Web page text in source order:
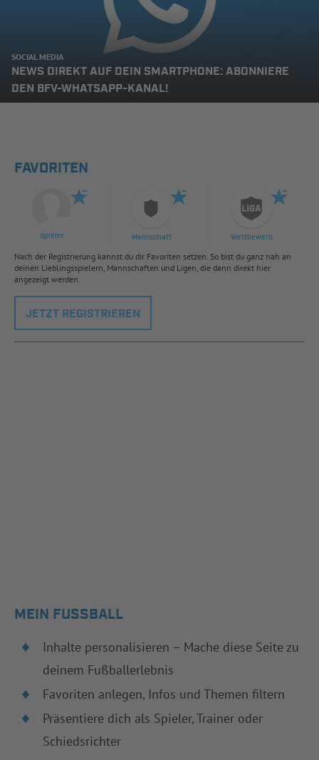
SOCIAL MEDIA
NEWS DIREKT AUF DEIN SMARTPHONE: ABONNIERE
DEN BFV-WHATSAPP-KANAL!
FAVORITEN
Spieler Mannschaft Wettbewerb
Nach der Registrierung kannst du dir Favoriten setzen. So bist du ganz nah an
deinen Lieblingsspielern, Mannschaften und Ligen, die dann direkt hier
angezeigt werden.
JETZT REGISTRIEREN
MEIN FUSSBALL
Inhalte personalisieren – Mache diese Seite zu
deinem Fußballerlebnis
Favoriten anlegen, Infos und Themen filtern
Präsentiere dich als Spieler, Trainer oder
Schiedsrichter